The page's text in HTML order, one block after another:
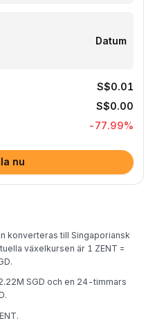
Datum
S$0.01
S$0.00
-77.99%
nu
konverteras till Singaporiansk
växelkursen är 1 ZENT =
SGD och en 24-timmars